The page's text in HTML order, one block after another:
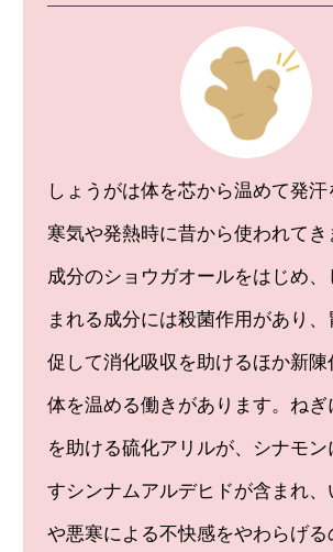
しょうがは体を芯から温めて発汗
寒気や発熱時に昔から使われて
成分のショウガオールをはじめ
まれる成分には殺菌作用があり
促して消化吸収を助けるほか新陳
体を温める働きがあります。ねぎ
を助ける硫化アリルが、シナモン
すシンナムアルデヒドが含まれ
や悪寒による不快感をやわらげる